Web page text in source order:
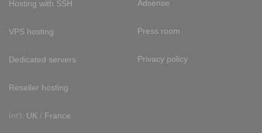
Hosting with SSH
VPS hosting
Dedicated servers
Reseller hosting
Int'l: UK / France
Adsense
Press room
Privacy policy